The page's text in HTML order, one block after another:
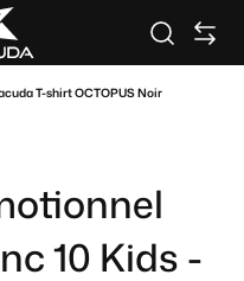
T-shirt OCTOPUS Noir
10 Kids -